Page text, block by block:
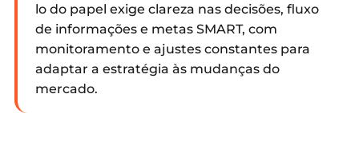
lo do papel exige clareza nas decisões, fluxo
de informações e metas SMART, com
monitoramento e ajustes constantes para
adaptar a estratégia às mudanças do
mercado.